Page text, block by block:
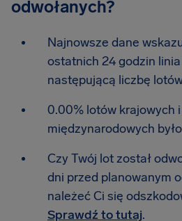
odwołanych?
Najnowsze dane
ostatnich 24 godzin linia
następującą liczbę
0.00% lotów krajowych
międzynarodowych
Czy Twój lot został
dni przed planowanym
należeć Ci się
Sprawdź to tutaj.